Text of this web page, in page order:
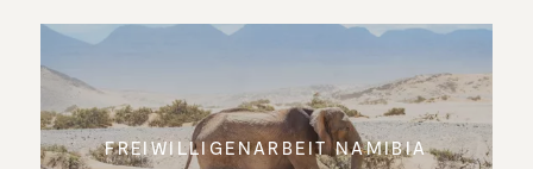
FREIWIL­LI­GEN­AR­BEIT NAMIBIA